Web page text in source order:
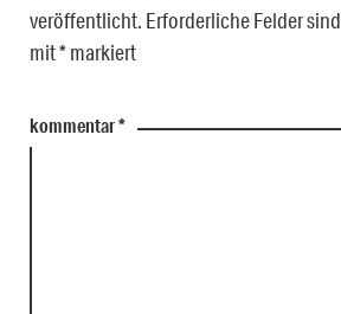
veröffentlicht. Erforderliche Felder sind
mit*markiert
kommentar*